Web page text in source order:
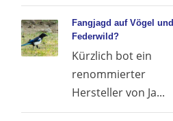
Fangjagd auf Vögel und
Federwild?
Kürzlich bot ein
renommierter
Hersteller von Ja...